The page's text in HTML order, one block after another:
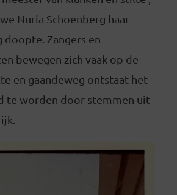
Nuria Schoenberg haar
Zangers en
bewegen zich vaak op de
en gaandeweg ontstaat het
te worden door stemmen uit